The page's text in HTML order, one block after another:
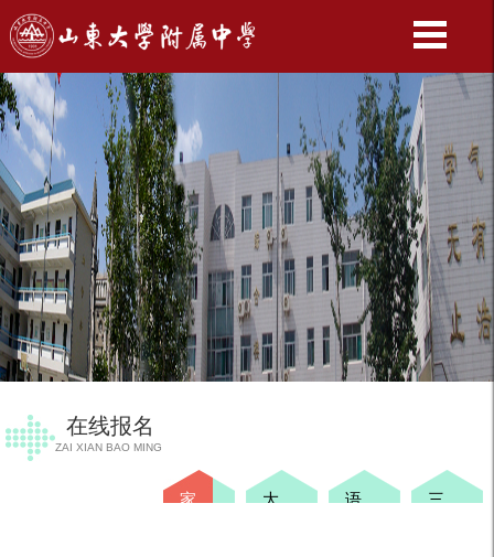
在线报名
ZAI XIAN BAO MING
家
大
语
三